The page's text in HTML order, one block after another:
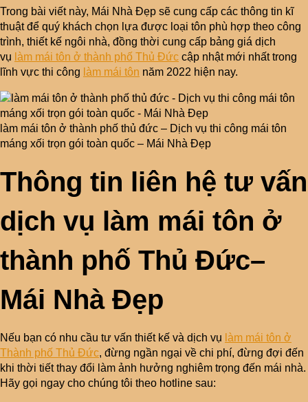
Trong bài viết này, Mái Nhà Đẹp sẽ cung cấp các thông tin kĩ
thuật để quý khách chọn lựa được loại tôn phù hợp theo công
trình, thiết kế ngôi nhà, đồng thời cung cấp bảng giá dịch
vụ làm mái tôn ở thành phố Thủ Đức cập nhật mới nhất trong
lĩnh vực thi công làm mái tôn năm 2022 hiện nay.
làm mái tôn ở thành phố thủ đức – Dịch vụ thi công mái tôn
máng xối trọn gói toàn quốc – Mái Nhà Đẹp
Thông tin liên hệ tư vấn
dịch vụ làm mái tôn ở
thành phố Thủ Đức–
Mái Nhà Đẹp
Nếu bạn có nhu cầu tư vấn thiết kế và dịch vụ làm mái tôn ở
Thành phố Thủ Đức, đừng ngần ngại về chi phí, đừng đợi đến
khi thời tiết thay đổi làm ảnh hưởng nghiêm trọng đến mái nhà.
Hãy gọi ngay cho chúng tôi theo hotline sau: